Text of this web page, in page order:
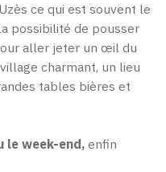
ce qui est souvent le
possibilité de pousser
aller jeter un œil du
charmant, un lieu
tables bières et
le week-end, enfin